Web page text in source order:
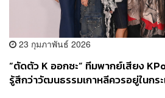
23 กุมภาพันธ์ 2026
“ตัดตัว K ออกซะ” ทีมพากย์เสียง
รู้สึกว่าวัฒนธรรมเกาหลีควรอยู่ในกร